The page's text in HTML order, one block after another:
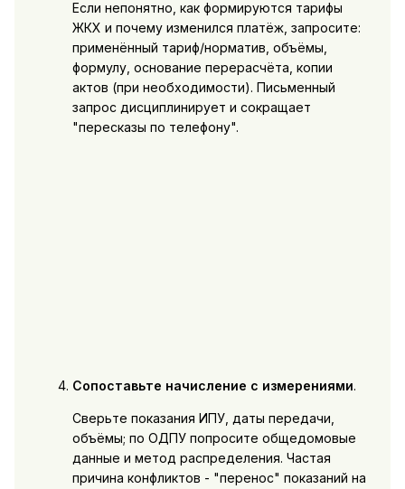
Если непонятно, как формируются тарифы
ЖКХ и почему изменился платёж, запросите:
применённый тариф/норматив, объёмы,
формулу, основание перерасчёта, копии
актов (при необходимости). Письменный
запрос дисциплинирует и сокращает
"пересказы по телефону".
Сопоставьте начисление с измерениями.
Сверьте показания ИПУ, даты передачи,
объёмы; по ОДПУ попросите общедомовые
данные и метод распределения. Частая
причина конфликтов - "перенос" показаний на